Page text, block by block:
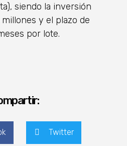
siendo la inversión
millones y el plazo de
por lote.
Twitter